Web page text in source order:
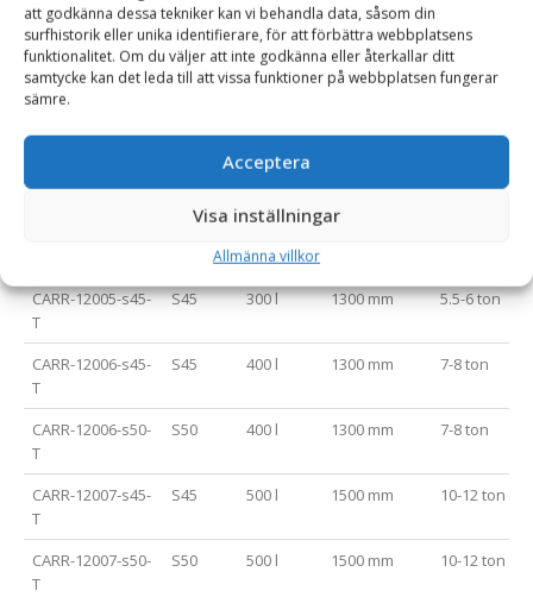
att godkänna dessa tekniker kan vi behandla data, såsom din
surfhistorik eller unika identifierare, för att förbättra webbplatsens
funktionalitet. Om du väljer att inte godkänna eller återkallar ditt
samtycke kan det leda till att vissa funktioner på webbplatsen fungerar
sämre.
Acceptera
Visa inställningar
Allmänna villkor
CARR-12002-s40-
T
S40 90 l 900 mm 2-2.5 ton
CARR-12003-s40-
T
200 l
CARR-12005-s45-
T
S45 300 l 1300 mm 5.5-6 ton
CARR-12006-s45-
T
S45 400 l 1300 mm 7-8 ton
CARR-12006-s50-
T
S50 400 l 1300 mm 7-8 ton
CARR-12007-s45-
T
S45 500 l 1500 mm 10-12 ton
CARR-12007-s50-
T
S50 500 l 1500 mm 10-12 ton